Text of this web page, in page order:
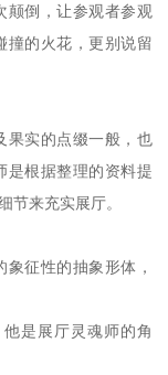
颠倒，让参观者参观
撞的火花，更别说留
果实的点缀一般，也
是根据整理的资料提
节来充实展厅。
征性的抽象形体，
是展厅灵魂师的角